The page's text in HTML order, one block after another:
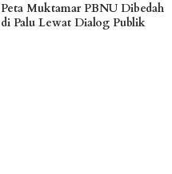
Peta Muktamar PBNU Dibedah
di Palu Lewat Dialog Publik